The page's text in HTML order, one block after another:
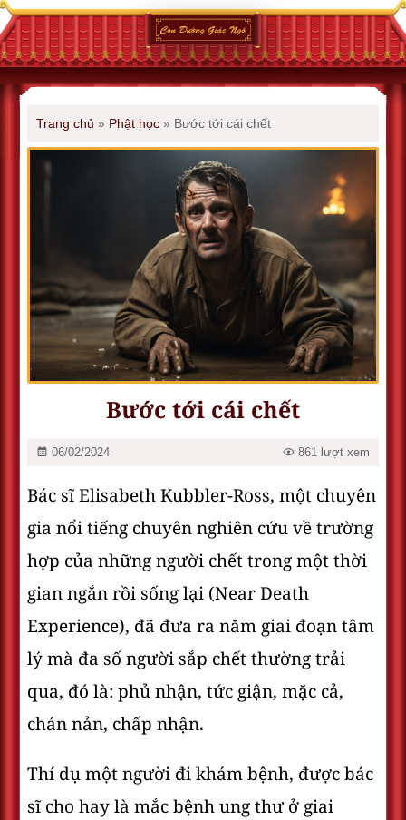
Trang chủ » Phật học » Bước tới cái chết
Bước tới cái chết
06/02/2024 861 lượt xem
Bác sĩ Elisabeth Kubbler-Ross, một chuyên
gia nổi tiếng chuyên nghiên cứu về trường
hợp của những người chết trong một thời
gian ngắn rồi sống lại (Near Death
Experience), đã đưa ra năm giai đoạn tâm
lý mà đa số người sắp chết thường trải
qua, đó là: phủ nhận, tức giận, mặc cả,
chán nản, chấp nhận.
Thí dụ một người đi khám bệnh, được bác
sĩ cho hay là mắc bệnh ung thư ở giai